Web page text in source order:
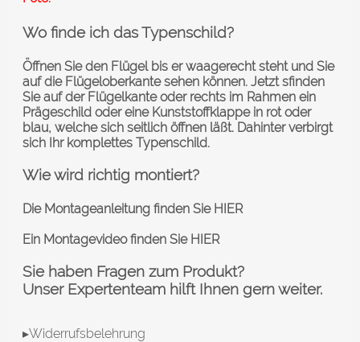
Wo finde ich das Typenschild?
Öffnen Sie den Flügel bis er waagerecht steht und Sie
auf die Flügeloberkante sehen können. Jetzt sfinden
Sie auf der Flügelkante oder rechts im Rahmen ein
Prägeschild oder eine Kunststoffklappe in rot oder
blau, welche sich seitlich öffnen läßt. Dahinter verbirgt
sich Ihr komplettes Typenschild.
Wie wird richtig montiert?
Die Montageanleitung finden SieHIER
Ein Montagevideo finden Sie HIER
Sie haben Fragen zum Produkt?
Unser Expertenteam hilft Ihnen gern weiter.
▸Widerrufsbelehrung